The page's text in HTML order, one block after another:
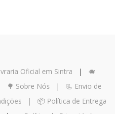
Oficial em Sintra | 🐗
🌳 Sobre Nós | 📃 Envio de
| 📦 Política de Entrega